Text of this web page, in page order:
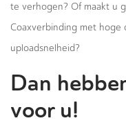
te verhogen? Of maakt u
Coaxverbinding met hoge
uploadsnelheid?
Dan
voor u!